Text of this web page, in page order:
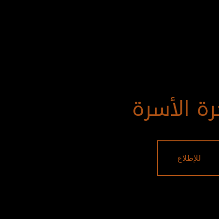
الأسرة
للإطلاع